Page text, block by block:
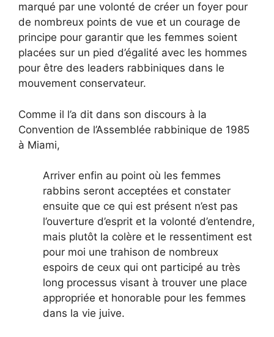
marqué par une volonté de créer un foyer pour
de nombreux points de vue et un courage de
principe pour garantir que les femmes soient
placées sur un pied d’égalité avec les hommes
pour être des leaders rabbiniques dans le
mouvement conservateur.
Comme il l’a dit dans son discours à la
Convention de l’Assemblée rabbinique de 1985
à Miami,
Arriver enfin au point où les femmes
rabbins seront acceptées et constater
ensuite que ce qui est présent n’est pas
l’ouverture d’esprit et la volonté d’entendre,
mais plutôt la colère et le ressentiment est
pour moi une trahison de nombreux
espoirs de ceux qui ont participé au très
long processus visant à trouver une place
appropriée et honorable pour les femmes
dans la vie juive.